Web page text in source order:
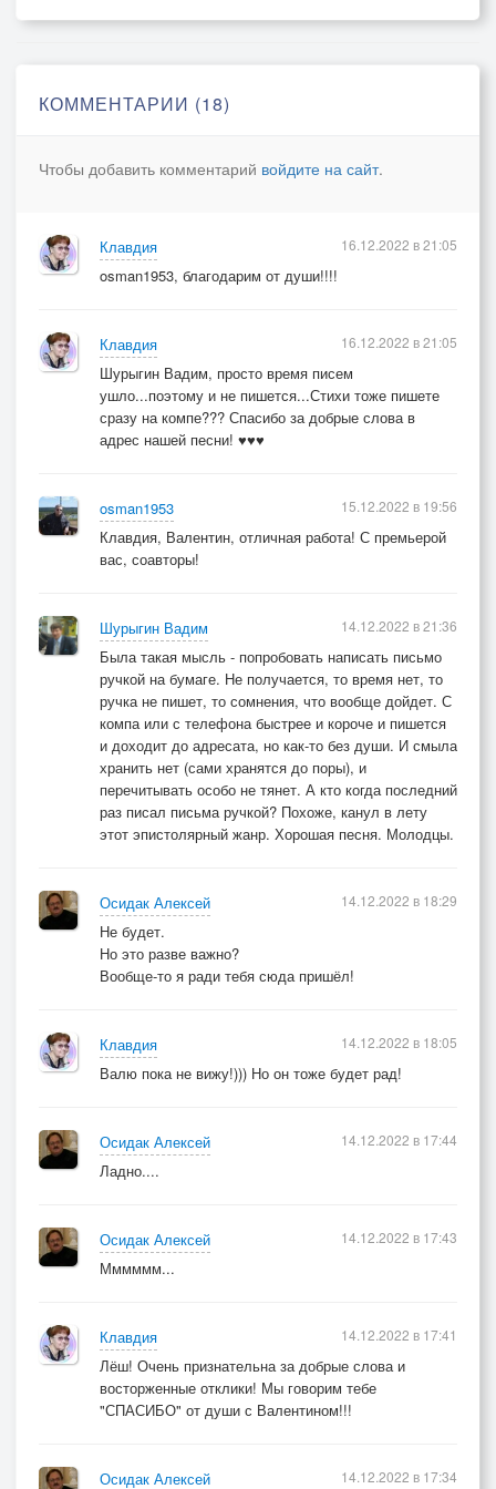
Войти не получится дважды,
Поставило время запреты…
КОММЕНТАРИИ (18)
Чтобы добавить комментарий войдите на сайт.
Клавдия
osman1953, благодарим от души!!!!
16.12.2022 в 21:05
Клавдия
Шурыгин Вадим, просто время писем
ушло...поэтому и не пишется...Стихи тоже пишете
сразу на компе??? Спасибо за добрые слова в
адрес нашей песни! ♥♥♥
16.12.2022 в 21:05
osman1953
Клавдия, Валентин, отличная работа! С премьерой
вас, соавторы!
15.12.2022 в 19:56
Шурыгин Вадим
Была такая мысль - попробовать написать письмо
ручкой на бумаге. Не получается, то время нет, то
ручка не пишет, то сомнения, что вообще дойдет. С
компа или с телефона быстрее и короче и пишется
и доходит до адресата, но как-то без души. И смыла
хранить нет (сами хранятся до поры), и
перечитывать особо не тянет. А кто когда последний
раз писал письма ручкой? Похоже, канул в лету
этот эпистолярный жанр. Хорошая песня. Молодцы.
14.12.2022 в 21:36
Осидак Алексей
Не будет.
Но это разве важно?
Вообще-то я ради тебя сюда пришёл!
14.12.2022 в 18:29
Клавдия
Валю пока не вижу!))) Но он тоже будет рад!
14.12.2022 в 18:05
Осидак Алексей
Ладно....
14.12.2022 в 17:44
Осидак Алексей
Мммммм...
14.12.2022 в 17:43
Клавдия
Лёш! Очень признательна за добрые слова и
восторженные отклики! Мы говорим тебе
"СПАСИБО" от души с Валентином!!!
14.12.2022 в 17:41
Осидак Алексей 14.12.2022 в 17:34